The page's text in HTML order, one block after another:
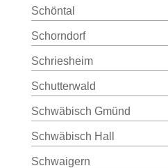
Schöntal
Schorndorf
Schriesheim
Schutterwald
Schwäbisch Gmünd
Schwäbisch Hall
Schwaigern